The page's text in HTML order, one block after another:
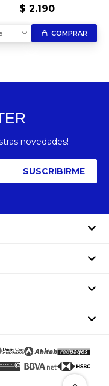
$ 2.190
COMPRAR
novedades!
SUSCRIBIRME